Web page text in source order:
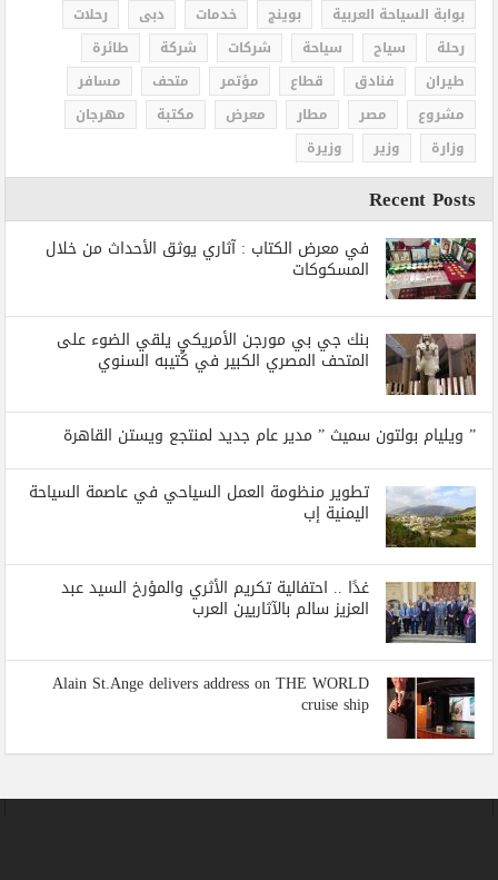
بوابة السياحة العربية
بوينج خدمات دبى
رحلات
رحلة
سياح سياحة شركات شركة
طائرة
طيران
فنادق قطاع مؤتمر متحف
مسافر
مشروع
مصر مطار معرض مكتبة
مهرجان
وزارة
وزير وزيرة
Recent Posts
في معرض الكتاب : آثاري يوثق الأحداث من خلال
المسكوكات
بنك جي بي مورجن الأمريكي يلقي الضوء على
المتحف المصري الكبير في كُتيبه السنوي
” ويليام بولتون سميث ” مدير عام جديد لمنتجع ويستن القاهرة
تطوير منظومة العمل السياحي في عاصمة السياحة
اليمنية إب
غدًا .. احتفالية تكريم الأثري والمؤرخ السيد عبد
العزيز سالم بالآثاريين العرب
Alain St.Ange delivers address on THE WORLD
cruise ship